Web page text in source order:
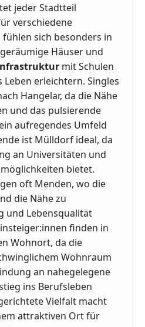
jeder Stadtteil
verschiedene
sich besonders in
Häuser und
mit Schulen
erleichtern. Singles
Hangelar, da die Nähe
und das pulsierende
aufregendes Umfeld
ist Mülldorf ideal, da
an Universitäten und
bietet.
oft Menden, wo die
die Nähe zu
und Lebensqualität
finden in
Wohnort, da die
Wohnraum
an nahegelegene
ins Berufsleben
Vielfalt macht
attraktiven Ort für